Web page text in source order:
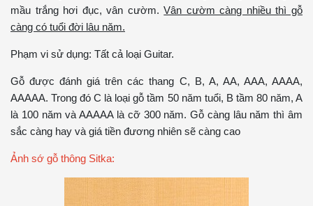
mầu trắng hơi đục, vân cườm.Vân cườm càng nhiều thì gỗ
càng có tuổi đời lâu năm.
Phạm vi sử dụng: Tất cả loại Guitar.
Gỗ được đánh giá trên các thang C, B, A, AA, AAA, AAAA,
AAAAA. Trong đó C là loại gỗ tầm 50 năm tuổi, B tầm 80 năm, A
là 100 năm và AAAAA là cỡ 300 năm. Gỗ càng lâu năm thì âm
sắc càng hay và giá tiền đương nhiên sẽ càng cao
Ảnh sớ gỗ thông Sitka: